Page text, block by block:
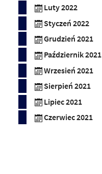
Luty 2022
Styczeń 2022
Grudzień 2021
Październik 2021
Wrzesień 2021
Sierpień 2021
Lipiec 2021
Czerwiec 2021